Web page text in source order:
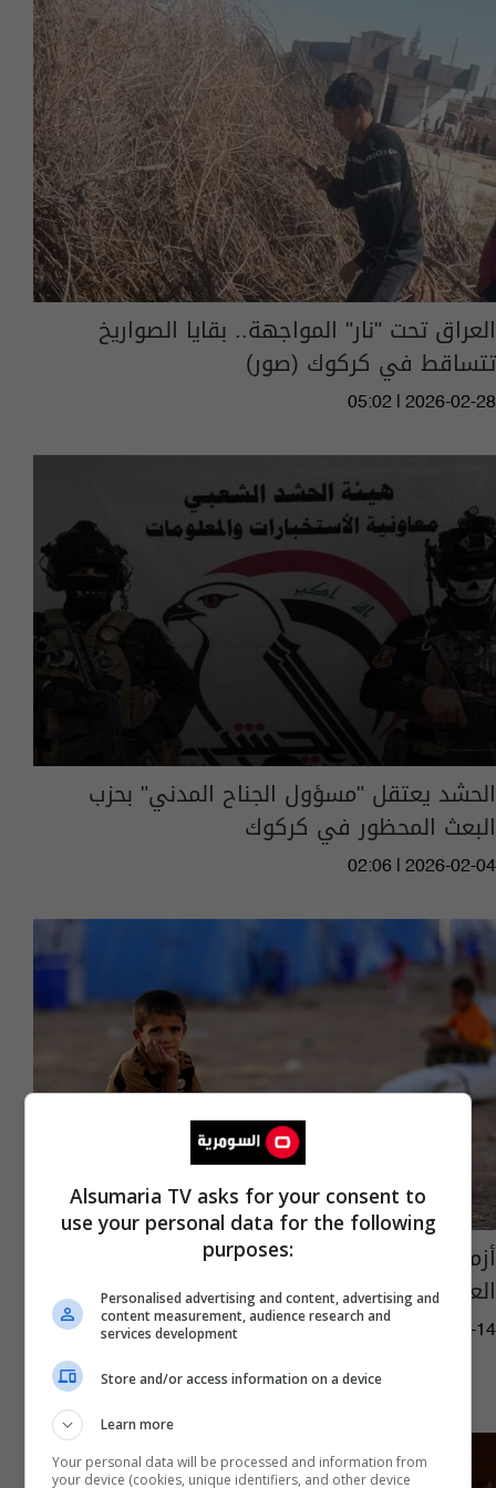
العراق تحت "نار" المواجهة.. بقايا الصواريخ
تتساقط في كركوك (صور)
05:02 | 2026-02-28
الحشد يعتقل "مسؤول الجناح المدني" بحزب
البعث المحظور في كركوك
02:06 | 2026-02-04
أزمة "الهويات" تلاحق النازحين في العراق.. آلاف
العائلات بلا وثائق ثبوتية
04:36 | 2026-01-14
Alsumaria TV asks for your consent to
use your personal data for the following
purposes:
Personalised advertising and content, advertising and
content measurement, audience research and
services development
Store and/or access information on a device
Learn more
Your personal data will be processed and information from
your device (cookies, unique identifiers, and other device